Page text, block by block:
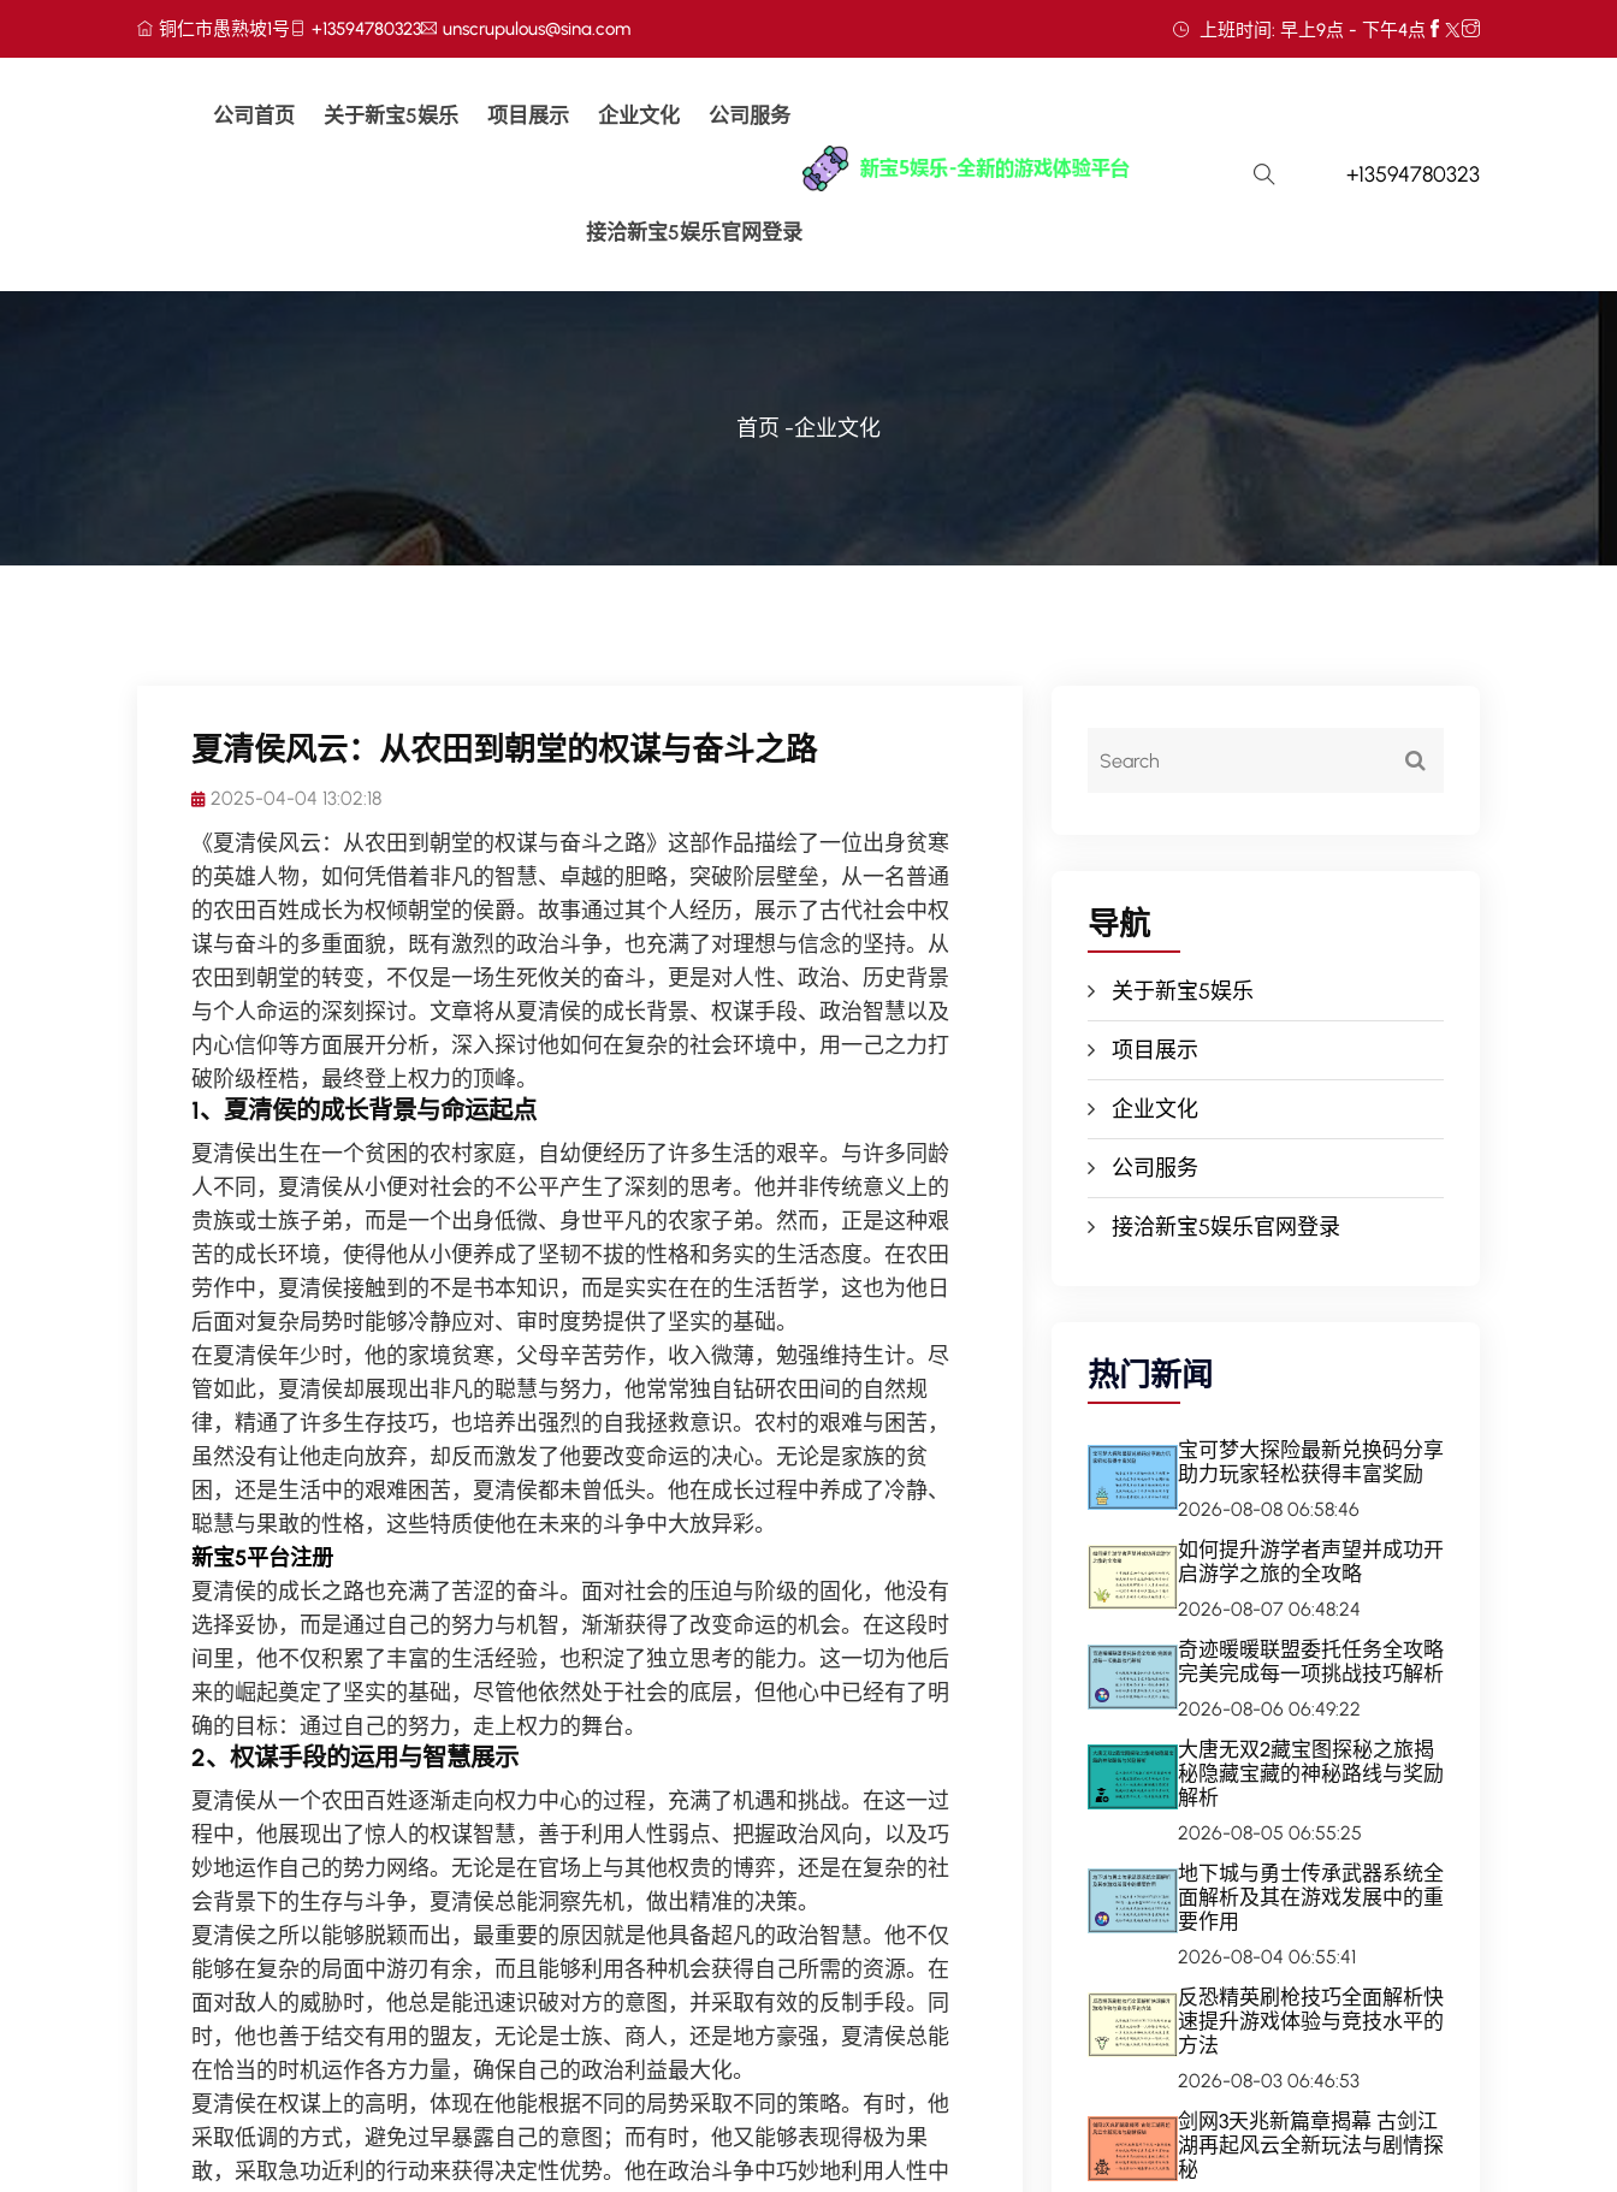
铜仁市愚熟坡1号 +13594780323 unscrupulous@sina.com 上班时间: 早上9点 - 下午4点
公司首页 关于新宝5娱乐 项目展示 企业文化 公司服务
接洽新宝5娱乐官网登录
+13594780323
首页 -企业文化
夏清侯风云：从农田到朝堂的权谋与奋斗之路
2025-04-04 13:02:18
《夏清侯风云：从农田到朝堂的权谋与奋斗之路》这部作品描绘了一位出身贫寒
的英雄人物，如何凭借着非凡的智慧、卓越的胆略，突破阶层壁垒，从一名普通
的农田百姓成长为权倾朝堂的侯爵。故事通过其个人经历，展示了古代社会中权
谋与奋斗的多重面貌，既有激烈的政治斗争，也充满了对理想与信念的坚持。从
农田到朝堂的转变，不仅是一场生死攸关的奋斗，更是对人性、政治、历史背景
与个人命运的深刻探讨。文章将从夏清侯的成长背景、权谋手段、政治智慧以及
内心信仰等方面展开分析，深入探讨他如何在复杂的社会环境中，用一己之力打
破阶级桎梏，最终登上权力的顶峰。
1、夏清侯的成长背景与命运起点
夏清侯出生在一个贫困的农村家庭，自幼便经历了许多生活的艰辛。与许多同龄
人不同，夏清侯从小便对社会的不公平产生了深刻的思考。他并非传统意义上的
贵族或士族子弟，而是一个出身低微、身世平凡的农家子弟。然而，正是这种艰
苦的成长环境，使得他从小便养成了坚韧不拔的性格和务实的生活态度。在农田
劳作中，夏清侯接触到的不是书本知识，而是实实在在的生活哲学，这也为他日
后面对复杂局势时能够冷静应对、审时度势提供了坚实的基础。
在夏清侯年少时，他的家境贫寒，父母辛苦劳作，收入微薄，勉强维持生计。尽
管如此，夏清侯却展现出非凡的聪慧与努力，他常常独自钻研农田间的自然规
律，精通了许多生存技巧，也培养出强烈的自我拯救意识。农村的艰难与困苦，
虽然没有让他走向放弃，却反而激发了他要改变命运的决心。无论是家族的贫
困，还是生活中的艰难困苦，夏清侯都未曾低头。他在成长过程中养成了冷静、
聪慧与果敢的性格，这些特质使他在未来的斗争中大放异彩。
新宝5平台注册
夏清侯的成长之路也充满了苦涩的奋斗。面对社会的压迫与阶级的固化，他没有
选择妥协，而是通过自己的努力与机智，渐渐获得了改变命运的机会。在这段时
间里，他不仅积累了丰富的生活经验，也积淀了独立思考的能力。这一切为他后
来的崛起奠定了坚实的基础，尽管他依然处于社会的底层，但他心中已经有了明
确的目标：通过自己的努力，走上权力的舞台。
2、权谋手段的运用与智慧展示
夏清侯从一个农田百姓逐渐走向权力中心的过程，充满了机遇和挑战。在这一过
程中，他展现出了惊人的权谋智慧，善于利用人性弱点、把握政治风向，以及巧
妙地运作自己的势力网络。无论是在官场上与其他权贵的博弈，还是在复杂的社
会背景下的生存与斗争，夏清侯总能洞察先机，做出精准的决策。
夏清侯之所以能够脱颖而出，最重要的原因就是他具备超凡的政治智慧。他不仅
能够在复杂的局面中游刃有余，而且能够利用各种机会获得自己所需的资源。在
面对敌人的威胁时，他总是能迅速识破对方的意图，并采取有效的反制手段。同
时，他也善于结交有用的盟友，无论是士族、商人，还是地方豪强，夏清侯总能
在恰当的时机运作各方力量，确保自己的政治利益最大化。
夏清侯在权谋上的高明，体现在他能根据不同的局势采取不同的策略。有时，他
采取低调的方式，避免过早暴露自己的意图；而有时，他又能够表现得极为果
敢，采取急功近利的行动来获得决定性优势。他在政治斗争中巧妙地利用人性中
导航
关于新宝5娱乐
项目展示
企业文化
公司服务
接洽新宝5娱乐官网登录
热门新闻
宝可梦大探险最新兑换码分享
助力玩家轻松获得丰富奖励
2026-08-08 06:58:46
如何提升游学者声望并成功开
启游学之旅的全攻略
2026-08-07 06:48:24
奇迹暖暖联盟委托任务全攻略
完美完成每一项挑战技巧解析
2026-08-06 06:49:22
大唐无双2藏宝图探秘之旅揭
秘隐藏宝藏的神秘路线与奖励
解析
2026-08-05 06:55:25
地下城与勇士传承武器系统全
面解析及其在游戏发展中的重
要作用
2026-08-04 06:55:41
反恐精英刷枪技巧全面解析快
速提升游戏体验与竞技水平的
方法
2026-08-03 06:46:53
剑网3天兆新篇章揭幕 古剑江
湖再起风云全新玩法与剧情探
秘